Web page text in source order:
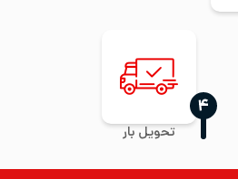
تحویل بار
‍۴